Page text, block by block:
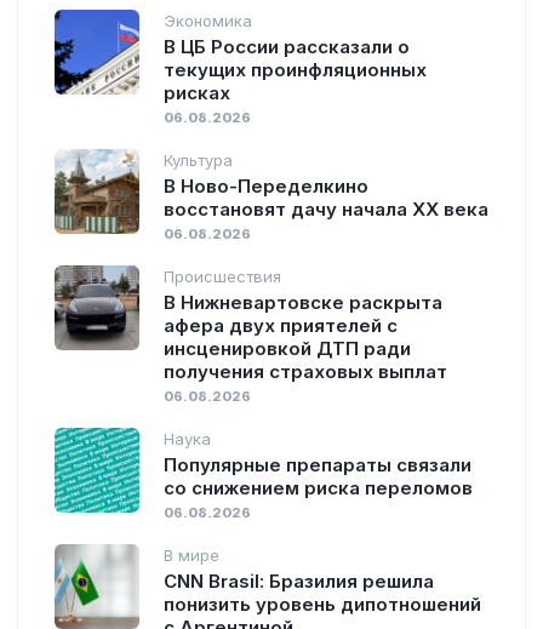
Экономика
В ЦБ России рассказали о
текущих проинфляционных
рисках
06.08.2026
Культура
В Ново-Переделкино
восстановят дачу начала XX века
06.08.2026
Происшествия
В Нижневартовске раскрыта
афера двух приятелей с
инсценировкой ДТП ради
получения страховых выплат
06.08.2026
Наука
Популярные препараты связали
со снижением риска переломов
06.08.2026
В мире
CNN Brasil: Бразилия решила
понизить уровень дипотношений